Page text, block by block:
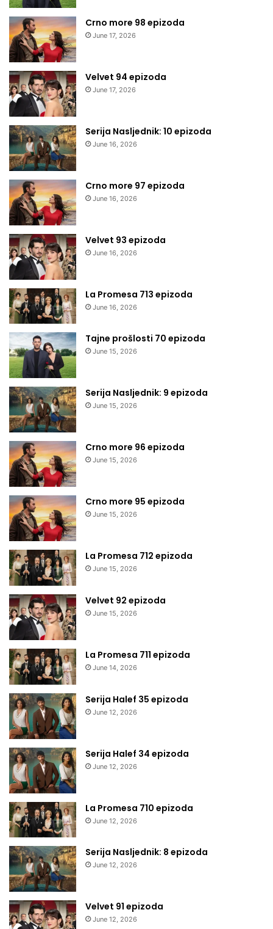
Crno more 98 epizoda
June 17, 2026
Velvet 94 epizoda
June 17, 2026
Serija Nasljednik: 10 epizoda
June 16, 2026
Crno more 97 epizoda
June 16, 2026
Velvet 93 epizoda
June 16, 2026
La Promesa 713 epizoda
June 16, 2026
Tajne prošlosti 70 epizoda
June 15, 2026
Serija Nasljednik: 9 epizoda
June 15, 2026
Crno more 96 epizoda
June 15, 2026
Crno more 95 epizoda
June 15, 2026
La Promesa 712 epizoda
June 15, 2026
Velvet 92 epizoda
June 15, 2026
La Promesa 711 epizoda
June 14, 2026
Serija Halef 35 epizoda
June 12, 2026
Serija Halef 34 epizoda
June 12, 2026
La Promesa 710 epizoda
June 12, 2026
Serija Nasljednik: 8 epizoda
June 12, 2026
Velvet 91 epizoda
June 12, 2026